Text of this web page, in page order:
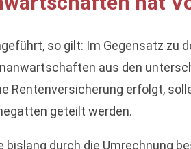
so gilt: Im Gegensatz zu
aus den
Rentenversicherung erfolgt,
geteilt werden.
bislang durch die